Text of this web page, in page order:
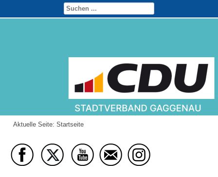
Aktuelle Seite: Startseite